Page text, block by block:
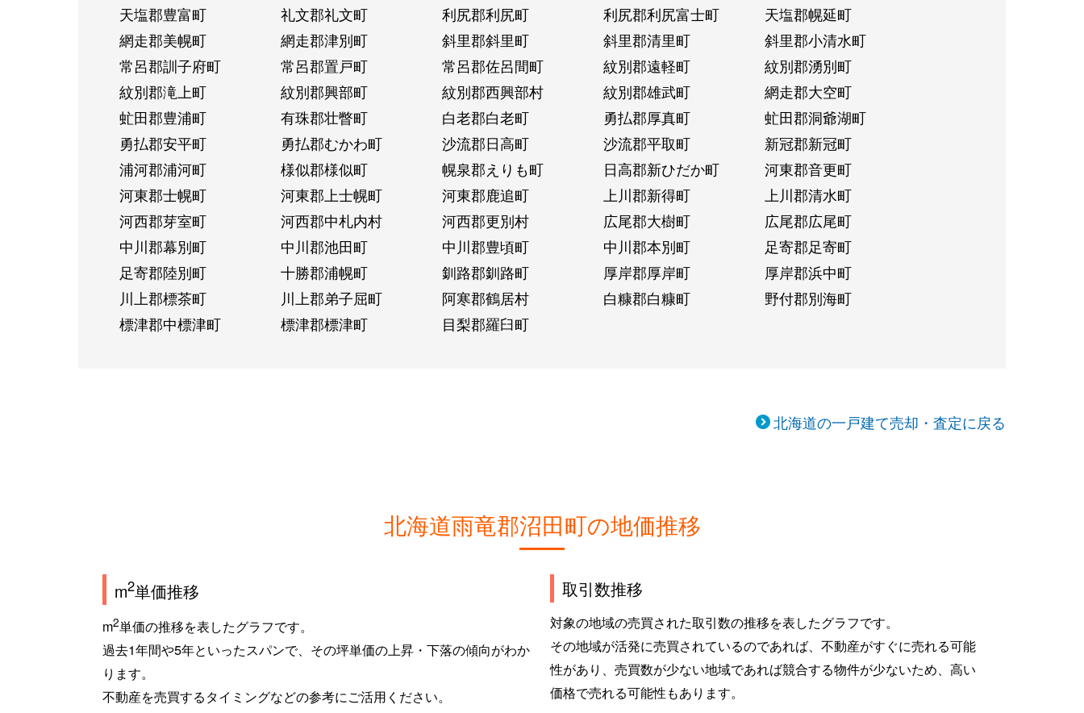
天塩郡豊富町
礼文郡礼文町 利尻郡利尻町 利尻郡利尻富士町
天塩郡幌延町
網走郡美幌町
網走郡津別町 斜里郡斜里町 斜里郡清里町
斜里郡小清水町
常呂郡訓子府町
常呂郡置戸町 常呂郡佐呂間町 紋別郡遠軽町
紋別郡湧別町
紋別郡滝上町
紋別郡興部町 紋別郡西興部村 紋別郡雄武町
網走郡大空町
虻田郡豊浦町
有珠郡壮瞥町 白老郡白老町 勇払郡厚真町
虻田郡洞爺湖町
勇払郡安平町
勇払郡むかわ町 沙流郡日高町 沙流郡平取町
新冠郡新冠町
浦河郡浦河町
様似郡様似町 幌泉郡えりも町 日高郡新ひだか町
河東郡音更町
河東郡士幌町
河東郡上士幌町 河東郡鹿追町 上川郡新得町
上川郡清水町
河西郡芽室町
河西郡中札内村 河西郡更別村 広尾郡大樹町
広尾郡広尾町
中川郡幕別町
中川郡池田町 中川郡豊頃町 中川郡本別町
足寄郡足寄町
足寄郡陸別町
十勝郡浦幌町 釧路郡釧路町 厚岸郡厚岸町
厚岸郡浜中町
川上郡標茶町
川上郡弟子屈町 阿寒郡鶴居村 白糠郡白糠町
野付郡別海町
標津郡中標津町
標津郡標津町 目梨郡羅臼町
北海道の一戸建て売却・査定に戻る
北海道雨竜郡沼田町の地価推移
m2単価推移
m2単価の推移を表したグラフです。
過去1年間や5年といったスパンで、その坪単価の上昇・下落の傾向がわか
ります。
不動産を売買するタイミングなどの参考にご活用ください。
取引数推移
対象の地域の売買された取引数の推移を表したグラフです。
その地域が活発に売買されているのであれば、不動産がすぐに売れる可能
性があり、売買数が少ない地域であれば競合する物件が少ないため、高い
価格で売れる可能性もあります。